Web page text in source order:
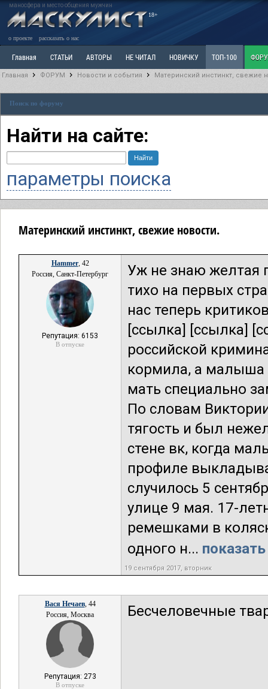
маносфера и место общения мужчин
18+
о проекте рассказать о нас
Главная СТАТЬИ АВТОРЫ НЕ ЧИТАЛ НОВИЧКУ ТОП-100
Ветка: Наболевшее. Выскажись!
РАЗДЕЛ: Разное
Главная ФОРУМ Новости и события Материнский инстинкт, свежие
Поиск по форуму
Найти на сайте:
параметры поиска
Материнский инстинкт, свежие новости.
Hammer, 42
Россия, Санкт-Петербург
Репутация: 6153
В отпуске
Уж не знаю желтая
тихо на первых
нас теперь
[ссылка] [ссылка]
российской
кормила, а малыша
мать специально
По словам
тягость и был
стене вк, когда
профиле
случилось 5
улице 9 мая. 17-
ремешками в
одного н...
19 сентября 2017, вторник
Вася Нечаев, 44
Россия, Москва
Репутация: 273
В отпуске
Бесчеловечные